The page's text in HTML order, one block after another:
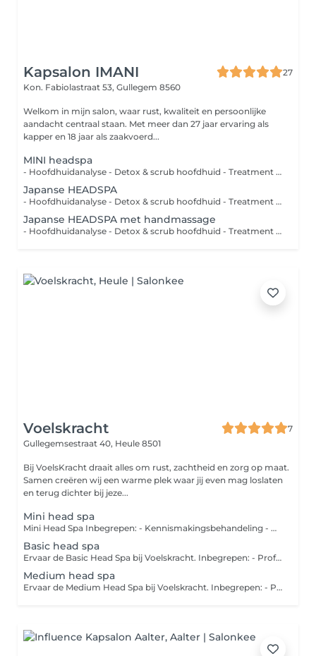
Kapsalon IMANI
27
Kon. Fabiolastraat 53, Gullegem 8560
Welkom in mijn salon, waar rust, kwaliteit en persoonlijke
aandacht centraal staan. Met meer dan 27 jaar ervaring als
kapper en 18 jaar als zaakvoerd...
MINI headspa
- Hoofdhuidanalyse - Detox & scrub hoofdhuid - Treatment hoofdhuid - Hoofdmassage met verschillende tools - Headspa - Haren handdrogen - Ontspannende thee ( Deze behandeling is NIET cumuleerbaar met andere kortingen )
Japanse HEADSPA
- Hoofdhuidanalyse - Detox & scrub hoofdhuid - Treatment hoofdhuid - Serum - Hoofdmassage met verschillende tools - Nek- en schoudermassage - Headspa - Haarmasker met stoom - Haren handdrogen - Ontspannende thee
Japanse HEADSPA met handmassage
- Hoofdhuidanalyse - Detox & scrub hoofdhuid - Treatment hoofdhuid - Serum - Headspa - Hoofdmassage met verschillende tools - Nek- en schoudermassage - Haarmasker met stoom - Handmassage - Haren handdrogen - Relaxerende thee naar keuze
Voelskracht
7
Gullegemsestraat 40, Heule 8501
Bij VoelsKracht draait alles om rust, zachtheid en zorg op maat.
Samen creëren wij een warme plek waar jij even mag loslaten
en terug dichter bij jeze...
Mini head spa
Mini Head Spa Inbegrepen: - Kennismakingsbehandeling - Ontspannende hoofdhuidmassage - Reiniging van haar en hoofdhuid - Warme waterbeleving De ideale eerste kennismaking met de Head Spa van Voelskracht.
Basic head spa
Ervaar de Basic Head Spa bij Voelskracht. Inbegrepen: - Professionele hoofdhuidscan met scalp camera - Persoonlijk advies op maat van jouw hoofdhuid - Volledige scalp treatment - Luxueuze haar- en hoofdhuidverzorging
Medium head spa
Ervaar de Medium Head Spa bij Voelskracht. Inbegrepen: - Professionele hoofdhuidscan met scalp camera - Persoonlijk advies op maat van jouw hoofdhuid - Volledige scalp treatment - Luxueuze haar- en hoofdhuidverzorging - Lymfedrainage van de armen